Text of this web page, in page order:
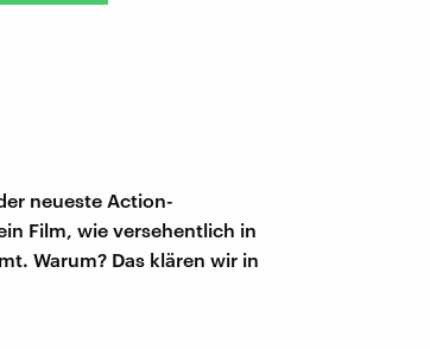
neueste Action-
Film, wie versehentlich in
Warum? Das klären wir in